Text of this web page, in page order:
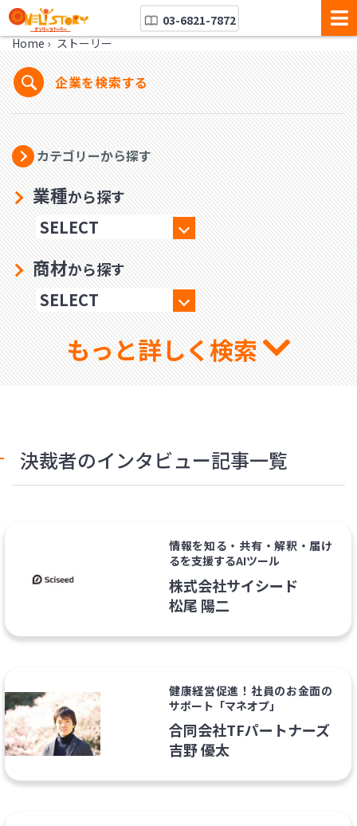
03-6821-7872
Home › ストーリー
企業を検索する
カテゴリーから探す
業種から探す
商材から探す
もっと詳しく検索
決裁者のインタビュー記事一覧
情報を知る・共有・解釈・届け
るを支援するAIツール
株式会社サイシード
松尾 陽二
健康経営促進！社員のお金面の
サポート「マネオプ」
合同会社TFパートナーズ
吉野 優太